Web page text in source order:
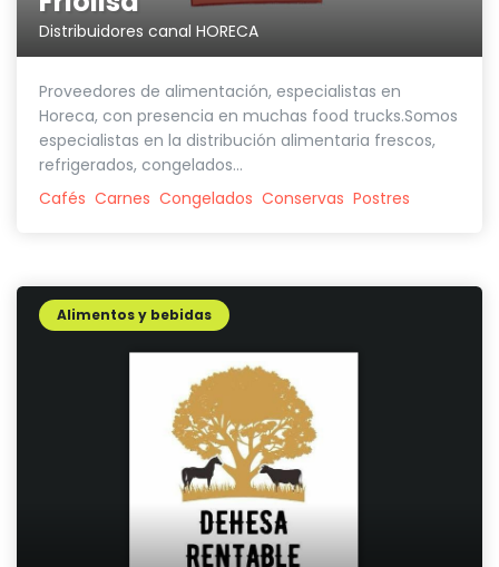
Distribuidores canal HORECA
Proveedores de alimentación, especialistas en
Horeca, con presencia en muchas food trucks.Somos
especialistas en la distribución alimentaria frescos,
refrigerados, congelados...
Cafés Carnes Congelados Conservas Postres
Alimentos y bebidas